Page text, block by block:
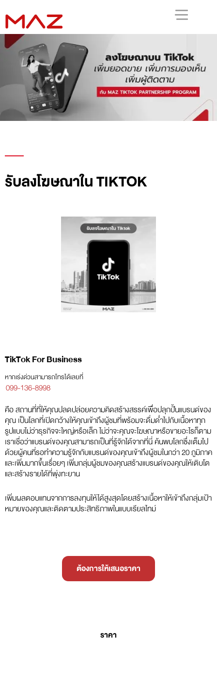
รับลงโฆษณาใน TIKTOK
TikTok For Business
หากเร่งด่วนสามารถโทรได้เลยที่
099-136-8998
คือ สถานที่ที่ให้คุณปลดปล่อยความคิดสร้างสรรค์เพื่อปลุกปั้นแบรนด์ของ
คุณ เป็นโลกที่เปิดกว้างให้คุณเข้าถึงผู้ชมที่พร้อมจะดื่มด่ำไปกับเนื้อหาทุก
รูปแบบไม่ว่าธุรกิจจะใหญ่หรือเล็ก ไม่ว่าจะคุณจะโฆษณาหรือขายอะไรก็ตาม
เราเชื่อว่าแบรนด์ของคุณสามารถเป็นที่รู้จักได้จากที่นี่ ค้นพบโลกซึ่งเต็มไป
ด้วยผู้คนที่รอทำความรู้จักกับแบรนด์ของคุณเข้าถึงผู้ชมในกว่า 20 ภูมิภาค
และเพิ่มมากขึ้นเรื่อยๆ เพิ่มกลุ่มผู้ชมของคุณสร้างแบรนด์ของคุณให้เติบโต
และสร้างรายได้ที่พุ่งทะยาน
เพิ่มผลตอบแทนจากการลงทุนให้ได้สูงสุดโดยสร้างเนื้อหาให้เข้าถึงกลุ่มเป้า
หมายของคุณและติดตามประสิทธิภาพในแบบเรียลไทม์
ต้องการให้เสนอราคา
ราคา